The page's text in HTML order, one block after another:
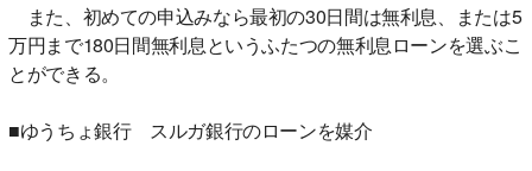
また、初めての申込みなら最初の30日間は無利息、または5
万円まで180日間無利息というふたつの無利息ローンを選ぶこ
とができる。
■ゆうちょ銀行 スルガ銀行のローンを媒介